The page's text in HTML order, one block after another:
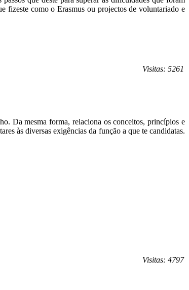
fizeste como o Erasmus ou projectos de voluntariado e
Visitas: 5261
Da mesma forma, relaciona os conceitos, princípios e
às diversas exigências da função a que te candidatas.
Visitas: 4797